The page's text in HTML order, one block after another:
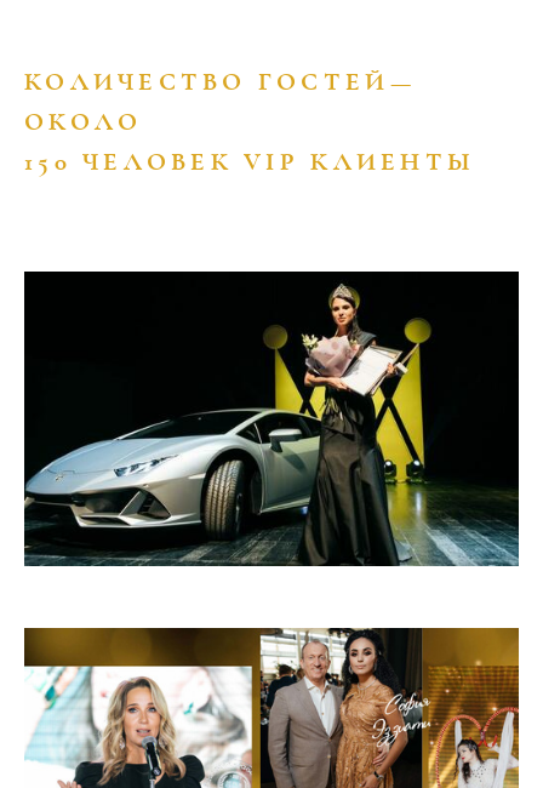
КОЛИЧЕСТВО ГОСТЕЙ—
ОКОЛО
150 ЧЕЛОВЕКVIP КЛИЕНТЫ